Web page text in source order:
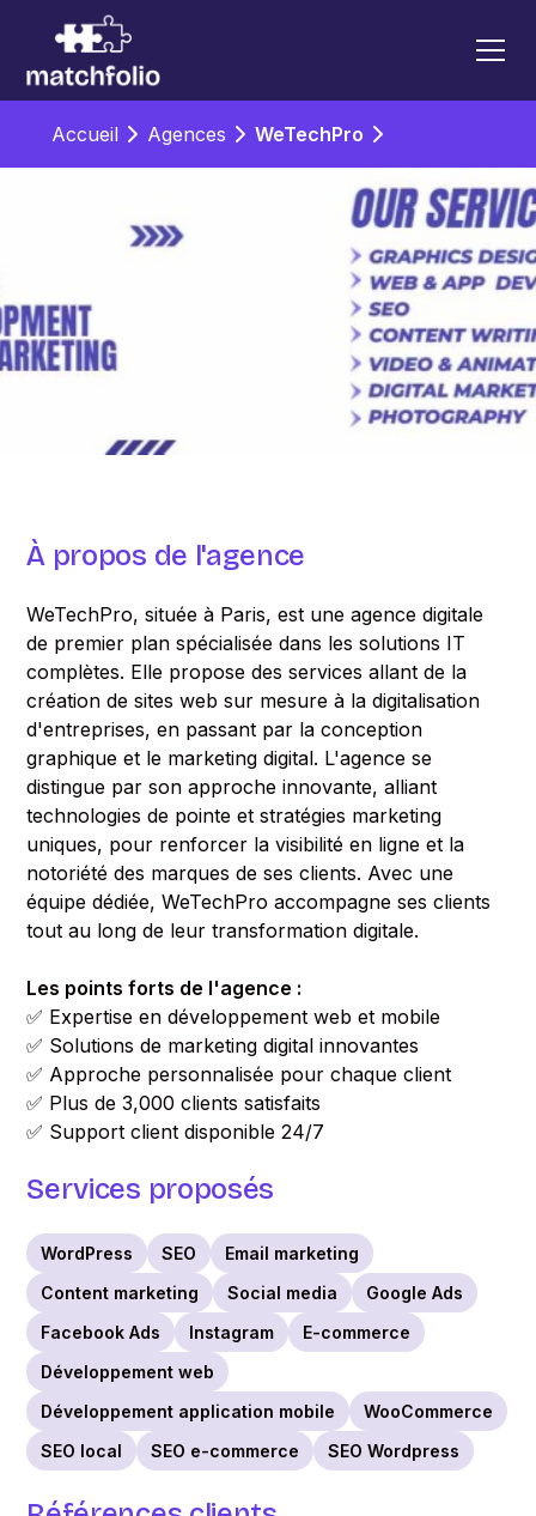
Accueil Agences WeTechPro
À propos de l'agence
WeTechPro, située à Paris, est une agence digitale
de premier plan spécialisée dans les solutions IT
complètes. Elle propose des services allant de la
création de sites web sur mesure à la digitalisation
d'entreprises, en passant par la conception
graphique et le marketing digital. L'agence se
distingue par son approche innovante, alliant
technologies de pointe et stratégies marketing
uniques, pour renforcer la visibilité en ligne et la
notoriété des marques de ses clients. Avec une
équipe dédiée, WeTechPro accompagne ses clients
tout au long de leur transformation digitale.
Les points forts de l'agence :
✅ Expertise en développement web et mobile
✅ Solutions de marketing digital innovantes
✅ Approche personnalisée pour chaque client
✅ Plus de 3,000 clients satisfaits
✅ Support client disponible 24/7
Services proposés
WordPress SEO
Email marketing
Content marketing
Social media
Google Ads
Facebook Ads
Instagram
E-commerce
Développement web
Développement application mobile
WooCommerce
SEO local
SEO e-commerce SEO Wordpress